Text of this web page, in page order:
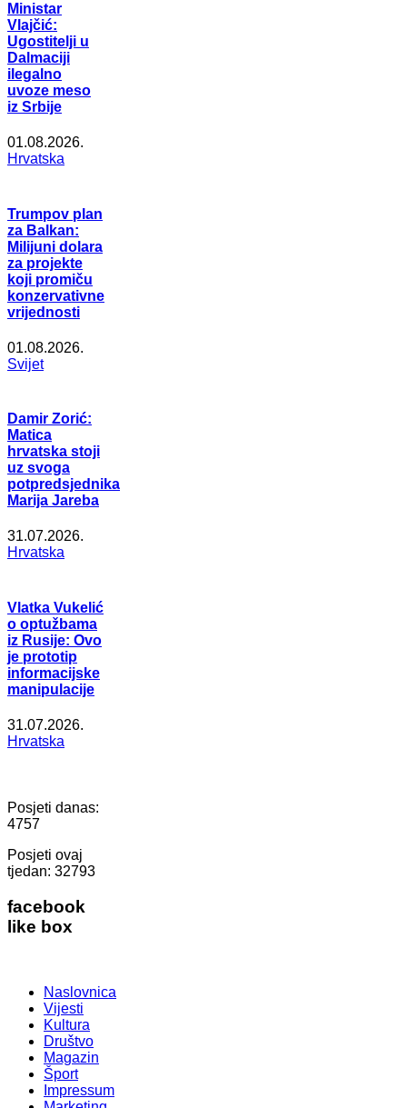
Ministar
Vlajčić:
Ugostitelji u
Dalmaciji
ilegalno
uvoze meso
iz Srbije
01.08.2026.
Hrvatska
Trumpov plan
za Balkan:
Milijuni dolara
za projekte
koji promiču
konzervativne
vrijednosti
01.08.2026.
Svijet
Damir Zorić:
Matica
hrvatska stoji
uz svoga
potpredsjednika
Marija Jareba
31.07.2026.
Hrvatska
Vlatka Vukelić
o optužbama
iz Rusije: Ovo
je prototip
informacijske
manipulacije
31.07.2026.
Hrvatska
Posjeti danas:
4757
Posjeti ovaj
tjedan: 32793
facebook
like box
Naslovnica
Vijesti
Kultura
Društvo
Magazin
Šport
Impressum